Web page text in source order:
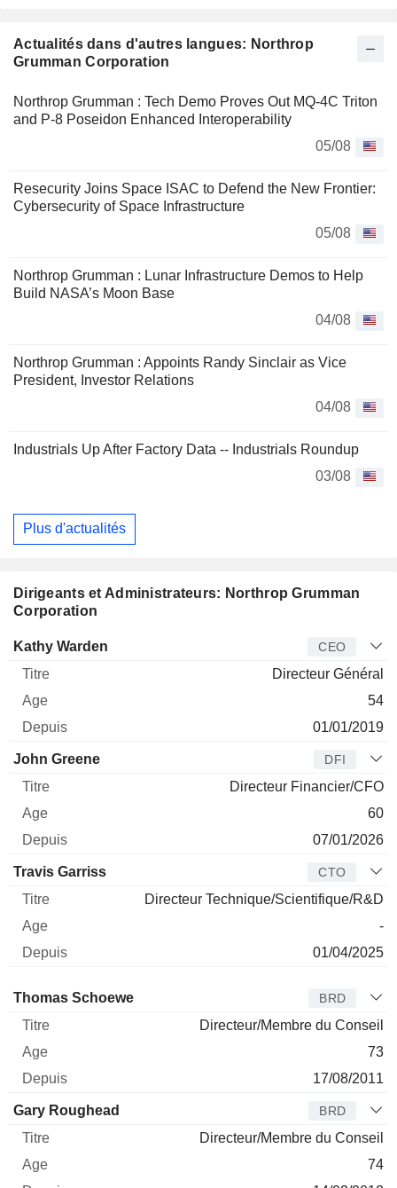
Actualités dans d'autres langues: Northrop
Grumman Corporation
Northrop Grumman : Tech Demo Proves Out MQ-4C Triton
and P-8 Poseidon Enhanced Interoperability
05/08
Resecurity Joins Space ISAC to Defend the New Frontier:
Cybersecurity of Space Infrastructure
05/08
Northrop Grumman : Lunar Infrastructure Demos to Help
Build NASA’s Moon Base
04/08
Northrop Grumman : Appoints Randy Sinclair as Vice
President, Investor Relations
04/08
Industrials Up After Factory Data -- Industrials Roundup
03/08
Plus d'actualités
Dirigeants et Administrateurs: Northrop Grumman
Corporation
Dirigeant Titre
Kathy Warden CEO
Directeur Général
54
01/01/2019
John Greene DFI
Directeur Financier/CFO
60
07/01/2026
Travis Garriss CTO
Directeur Technique/Scientifique/R&D
-
01/04/2025
Administrateur Titre
Thomas Schoewe BRD
Directeur/Membre du Conseil
73
17/08/2011
Gary Roughead BRD
Directeur/Membre du Conseil
74